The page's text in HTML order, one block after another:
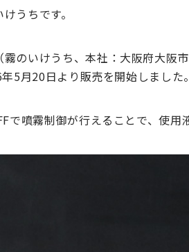
うちです。
のいけうち、本社：大阪府大阪
5月20日より販売を開始しました。
で噴霧制御が行えることで、使用